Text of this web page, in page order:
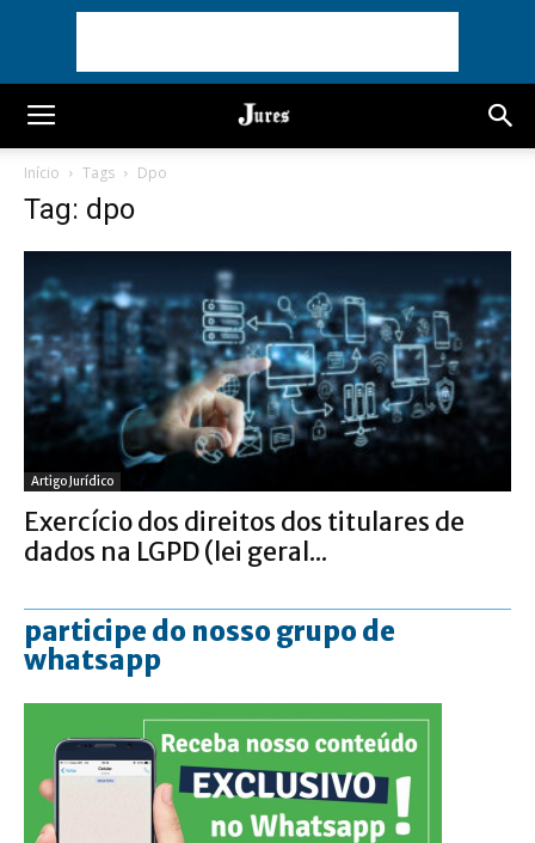
Início Tags Dpo
Tag: dpo
Artigo Jurídico
Exercício dos direitos dos titulares de
dados na LGPD (lei geral...
participe do nosso grupo de
whatsapp